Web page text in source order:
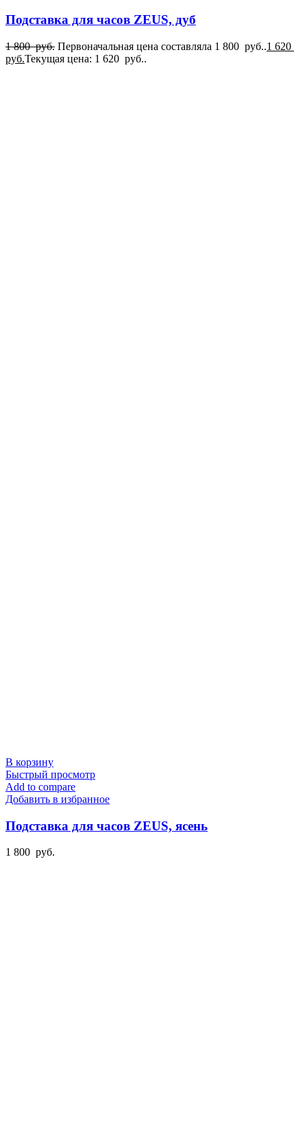
Подставка для часов ZEUS, дуб
1 800руб. Первоначальная цена составляла 1 800 руб..1 620
руб.Текущая цена: 1 620 руб..
В корзину
Быстрый просмотр
Add to compare
Добавить в избранное
Подставка для часов ZEUS, ясень
1 800 руб.